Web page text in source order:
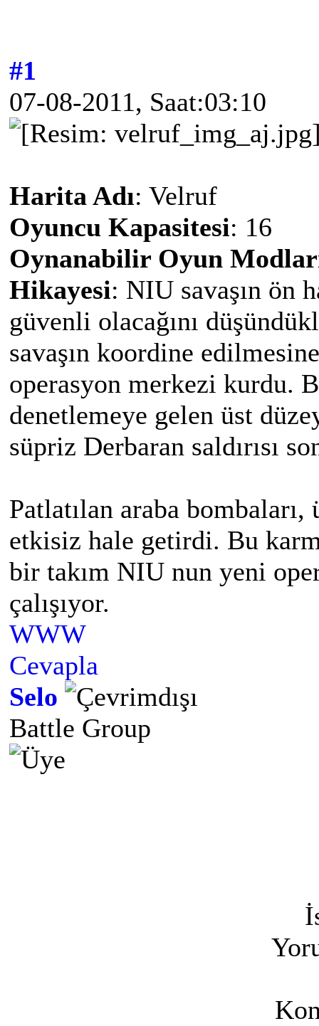
#1
07-08-2011, Saat:03:10
Harita Adı: Velruf
Oyuncu Kapasitesi: 16
Oynanabilir Oyun
Hikayesi: NIU savaşın ön
güvenli olacağını
savaşın koordine
operasyon merkezi kurdu.
denetlemeye gelen üst
süpriz Derbaran saldırısı
Patlatılan araba bombaları,
etkisiz hale getirdi. Bu
bir takım NIU nun yeni
çalışıyor.
WWW
Cevapla
Selo
Battle Group